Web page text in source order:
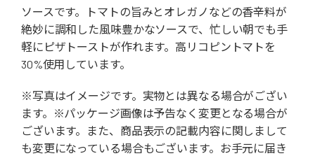
ソースです。トマトの旨みとオレガノなどの香辛料が
絶妙に調和した風味豊かなソースで、忙しい朝でも手
軽にピザトーストが作れます。高リコピントマトを
30%使用しています。
※写真はイメージです。実物とは異なる場合がござい
ます。※パッケージ画像は予告なく変更となる場合が
ございます。また、商品表示の記載内容に関しまして
も変更になっている場合もございます。お手元に届き